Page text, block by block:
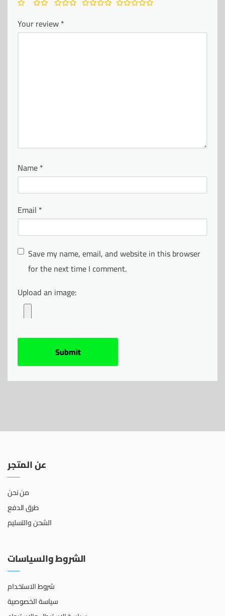
Your review*
Name*
Email *
Save my name, email, and website in this browser
for the next time I comment.
Upload an image:
عن المتجر
من نحن
طرق الدفع
الشحن والتسليم
الشروط والسياسات
شروط الاستخدام
سياسة الخصوصية